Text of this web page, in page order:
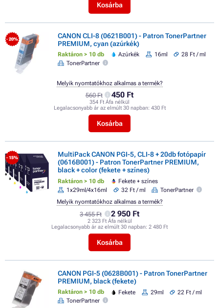
Kosárba
- 20%
CANON CLI-8 (0621B001) - Patron TonerPartner
PREMIUM, cyan (azúrkék)
Raktáron > 10 db Azúrkék 16ml
28 Ft / ml
TonerPartner
560 Ft 450 Ft
354 Ft Áfa nélkül
Legalacsonyabb ár az elmúlt 30 napban: 430 Ft
Kosárba
Melyik nyomtatókhoz alkalmas a termék?
- 15%
MultiPack CANON PGI-5, CLI-8 + 20db fotópapír
(0616B001) - Patron TonerPartner PREMIUM,
black + color (fekete + színes)
Raktáron > 10 db
Fekete + színes
1x29ml/4x16ml
32 Ft / ml TonerPartner
3 455 Ft 2 950 Ft
2 323 Ft Áfa nélkül
Legalacsonyabb ár az elmúlt 30 napban: 2 480 Ft
Kosárba
Melyik nyomtatókhoz alkalmas a termék?
CANON PGI-5 (0628B001) - Patron TonerPartner
PREMIUM, black (fekete)
Raktáron > 10 db Fekete 29ml
22 Ft / ml
TonerPartner